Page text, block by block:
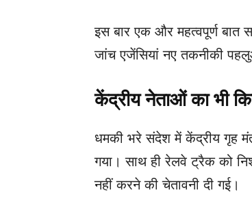
इस बार एक और महत्वपूर्ण
जांच एजेंसियां नए तकनीकी
केंद्रीय नेताओं का भी
धमकी भरे संदेश में केंद्रीय गृह
गया। साथ ही रेलवे ट्रैक को
नहीं करने की चेतावनी दी गई।